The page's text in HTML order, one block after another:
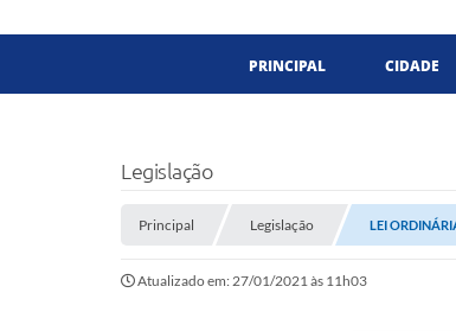
PRINCIPAL CIDADE
Legislação
Principal Legislação LEI
Atualizado em: 27/01/2021 às 11h03